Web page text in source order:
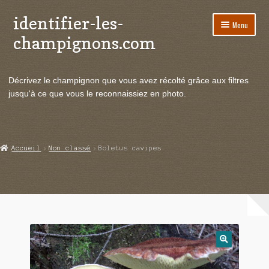
Aller
à
la
Aller
au
contenu
identifier-les-
champignons.com
Menu
le
Actualités
Echanges et contacts
Décrivez le champignon que vous avez récolté grâce aux filtres
jusqu'à ce que vous le reconnaissiez en photo.
Accueil Non classé Boletus cavipes